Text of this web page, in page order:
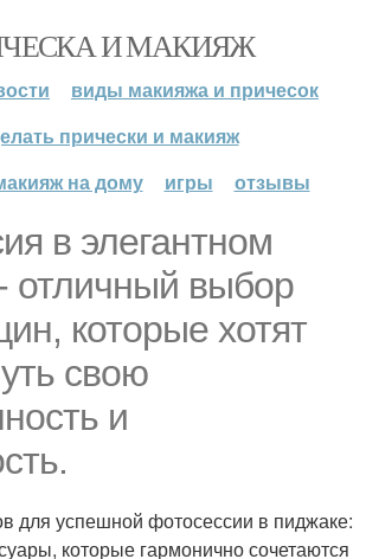
И МАКИЯЖ
виды макияжа и причесок
прически и макияж
на дому
игры отзывы
в элегантном
отличный выбор
которые хотят
свою
и
для успешной фотосессии в пиджаке:
которые гармонично сочетаются